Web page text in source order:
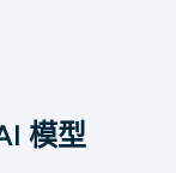
模型